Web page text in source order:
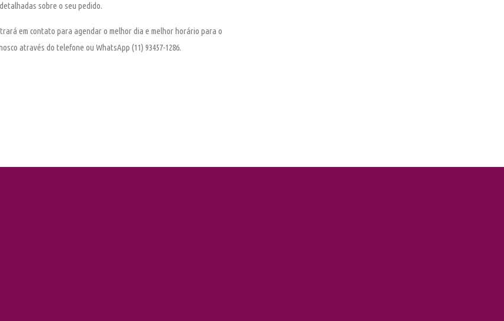
sobre o seu pedido.
em contato para agendar o melhor dia e melhor horário para o
através do telefone ou WhatsApp (11) 93457-1286.